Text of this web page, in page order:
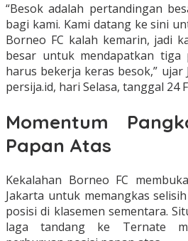
“Besok adalah pertandingan
bagi kami. Kami datang ke sini
Borneo FC kalah kemarin, jadi
besar untuk mendapatkan tiga
harus bekerja keras besok,” ujar
persija.id, hari Selasa, tanggal 24
Momentum
Papan Atas
Kekalahan Borneo FC
Jakarta untuk memangkas
posisi di klasemen sementara.
laga tandang ke Ternate